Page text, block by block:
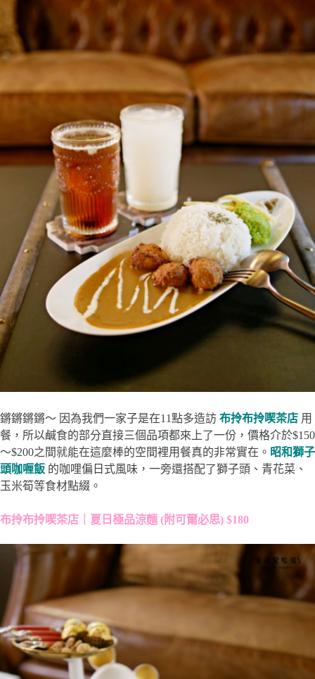
鏘鏘鏘鏘～ 因為我們一家子是在11點多造訪 布拎布拎喫茶店 用
餐，所以鹹食的部分直接三個品項都來上了一份，價格介於$150
～$200之間就能在這麼棒的空間裡用餐真的非常實在。 昭和獅子
頭咖喱飯 的咖哩偏日式風味，一旁還搭配了獅子頭、青花菜、
玉米筍等食材點綴。
布拎布拎喫茶店｜夏日極品涼麵 (附可爾必思) $180